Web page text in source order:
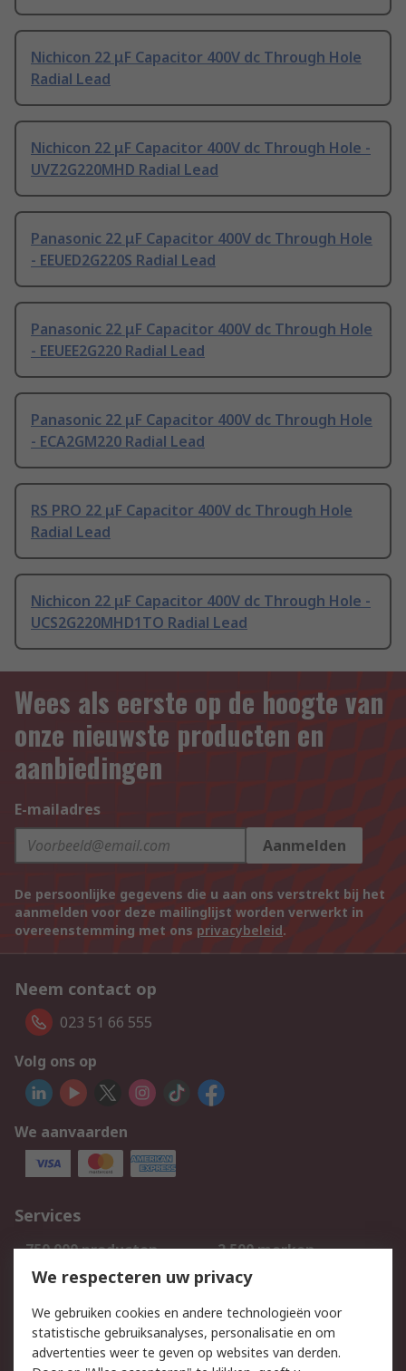
Nichicon 22 μF Capacitor 400V dc Through Hole
Radial Lead
Nichicon 22 μF Capacitor 400V dc Through Hole -
UVZ2G220MHD Radial Lead
Panasonic 22 μF Capacitor 400V dc Through Hole
- EEUED2G220S Radial Lead
Panasonic 22 μF Capacitor 400V dc Through Hole
- EEUEE2G220 Radial Lead
Panasonic 22 μF Capacitor 400V dc Through Hole
- ECA2GM220 Radial Lead
RS PRO 22 μF Capacitor 400V dc Through Hole
Radial Lead
Nichicon 22 μF Capacitor 400V dc Through Hole -
UCS2G220MHD1TO Radial Lead
Wees als eerste op de hoogte van
onze nieuwste producten en
aanbiedingen
E-mailadres
Aanmelden
De persoonlijke gegevens die u aan ons verstrekt bij het
aanmelden voor deze mailinglijst worden verwerkt in
overeenstemming met ons privacybeleid.
Neem contact op
023 51 66 555
Volg ons op
We aanvaarden
Services
750.000 producten
2.500 merken
Bestellen
Inkoopoplossingen
Track & Trace
We respecteren uw privacy
We gebruiken cookies en andere technologieën voor
statistische gebruiksanalyses, personalisatie en om
advertenties weer te geven op websites van derden.